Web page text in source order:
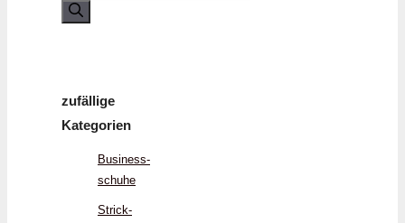
nach:
zufällige
Kategorien
Business­
schuhe
Strick­